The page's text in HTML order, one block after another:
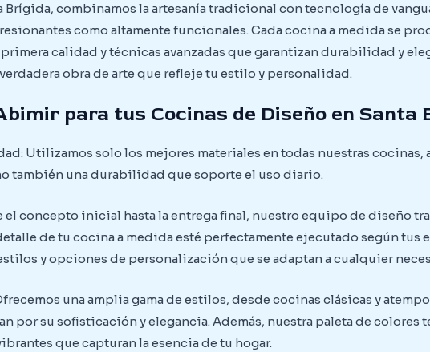
Brígida, combinamos la artesanía tradicional con tecnología de
como altamente funcionales. Cada cocina a medida se
calidad y técnicas avanzadas que garantizan durabilidad y
obra de arte que refleje tu estilo y personalidad.
para tus Cocinas de Diseño en Santa
Utilizamos solo los mejores materiales en todas nuestras cocinas,
también una durabilidad que soporte el uso diario.
el concepto inicial hasta la entrega final, nuestro equipo de diseño
de tu cocina a medida esté perfectamente ejecutado según
y opciones de personalización que se adaptan a cualquier
una amplia gama de estilos, desde cocinas clásicas y
por su sofisticación y elegancia. Además, nuestra paleta de colores
que capturan la esencia de tu hogar.